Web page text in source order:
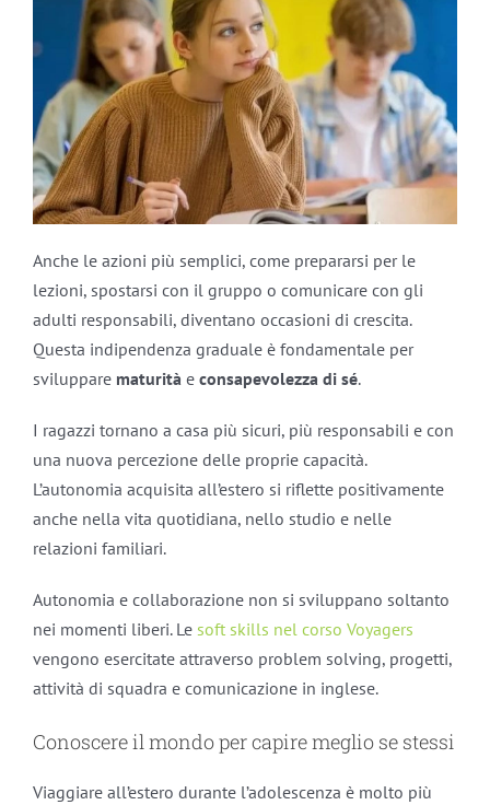
Anche le azioni più semplici, come prepararsi per le
lezioni, spostarsi con il gruppo o comunicare con gli
adulti responsabili, diventano occasioni di crescita.
Questa indipendenza graduale è fondamentale per
sviluppare maturità e consapevolezza di sé.
I ragazzi tornano a casa più sicuri, più responsabili e con
una nuova percezione delle proprie capacità.
L’autonomia acquisita all’estero si riflette positivamente
anche nella vita quotidiana, nello studio e nelle
relazioni familiari.
Autonomia e collaborazione non si sviluppano soltanto
nei momenti liberi. Le soft skills nel corso Voyagers
vengono esercitate attraverso problem solving, progetti,
attività di squadra e comunicazione in inglese.
Conoscere il mondo per capire meglio se stessi
Viaggiare all’estero durante l’adolescenza è molto più